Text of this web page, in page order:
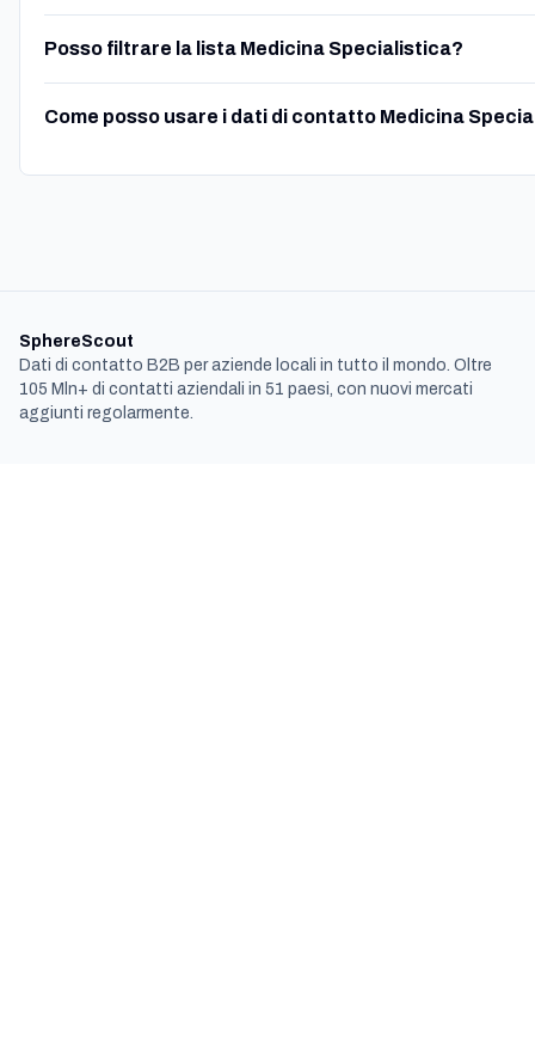
Posso filtrare la lista Medicina Specialistica?
Come posso usare i dati di contatto Medicina
SphereScout
Dati di contatto B2B per aziende locali in tutto il mondo. Oltre
105 Mln+ di contatti aziendali in 51 paesi, con nuovi mercati
aggiunti regolarmente.